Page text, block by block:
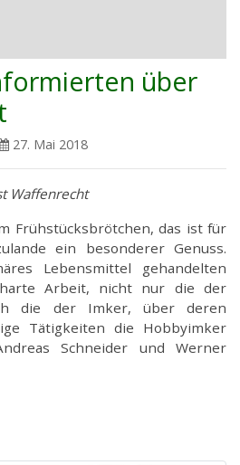
über
27. Mai 2018
Waffenrecht
Frühstücksbrötchen, das ist für
ein besonderer Genuss.
Lebensmittel gehandelten
Arbeit, nicht nur die der
die der Imker, über deren
Tätigkeiten die Hobbyimker
Schneider und Werner